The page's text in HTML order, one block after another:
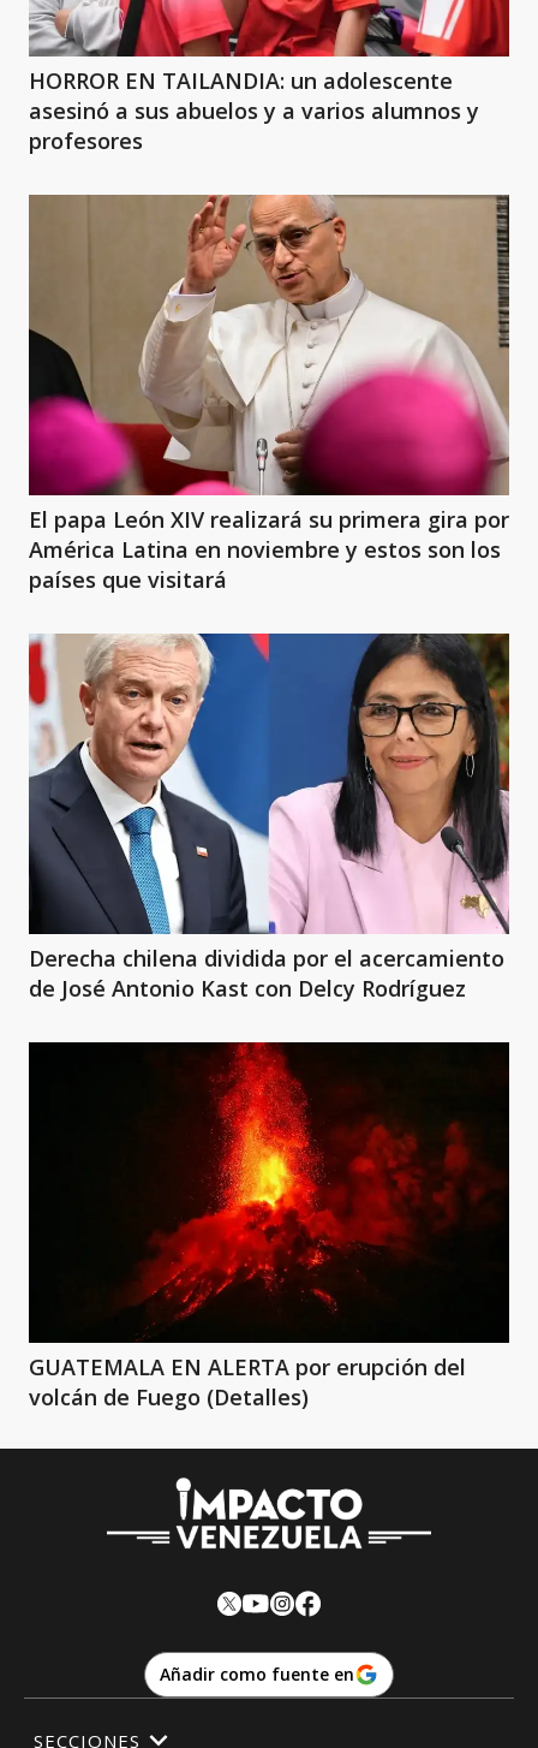
HORROR EN TAILANDIA: un adolescente
asesinó a sus abuelos y a varios alumnos y
profesores
El papa León XIV realizará su primera gira por
América Latina en noviembre y estos son los
países que visitará
Derecha chilena dividida por el acercamiento
de José Antonio Kast con Delcy Rodríguez
GUATEMALA EN ALERTA por erupción del
volcán de Fuego (Detalles)
Añadir como fuente en
SECCIONES